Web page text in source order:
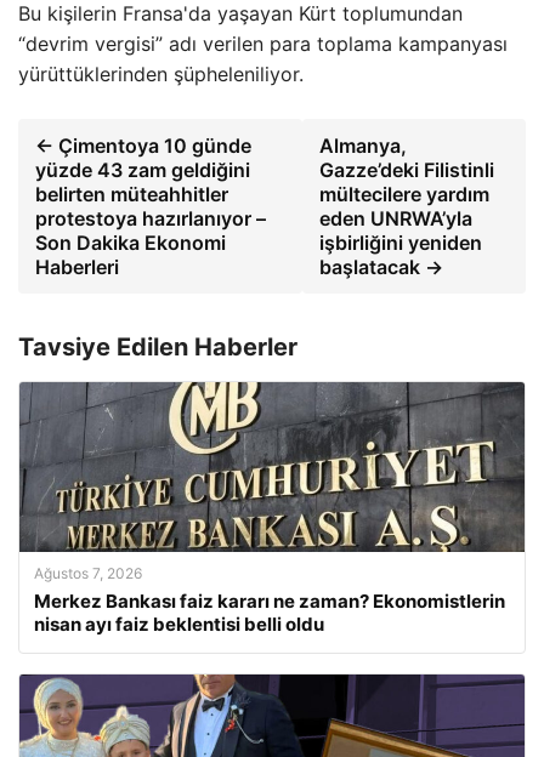
Bu kişilerin Fransa'da yaşayan Kürt toplumundan
“devrim vergisi” adı verilen para toplama kampanyası
yürüttüklerinden şüpheleniliyor.
← Çimentoya 10 günde
yüzde 43 zam geldiğini
belirten müteahhitler
protestoya hazırlanıyor –
Son Dakika Ekonomi
Haberleri
Almanya,
Gazze’deki Filistinli
mültecilere yardım
eden UNRWA’yla
işbirliğini yeniden
başlatacak →
Tavsiye Edilen Haberler
Ağustos 7, 2026
Merkez Bankası faiz kararı ne zaman? Ekonomistlerin
nisan ayı faiz beklentisi belli oldu